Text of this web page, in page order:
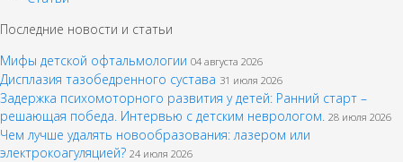
Последние новости и статьи
Мифы детской офтальмологии 04 августа 2026
Дисплазия тазобедренного сустава 31 июля 2026
Задержка психомоторного развития у детей: Ранний старт –
решающая победа. Интервью с детским неврологом. 28 июля 2026
Чем лучше удалять новообразования: лазером или
электрокоагуляцией? 24 июля 2026